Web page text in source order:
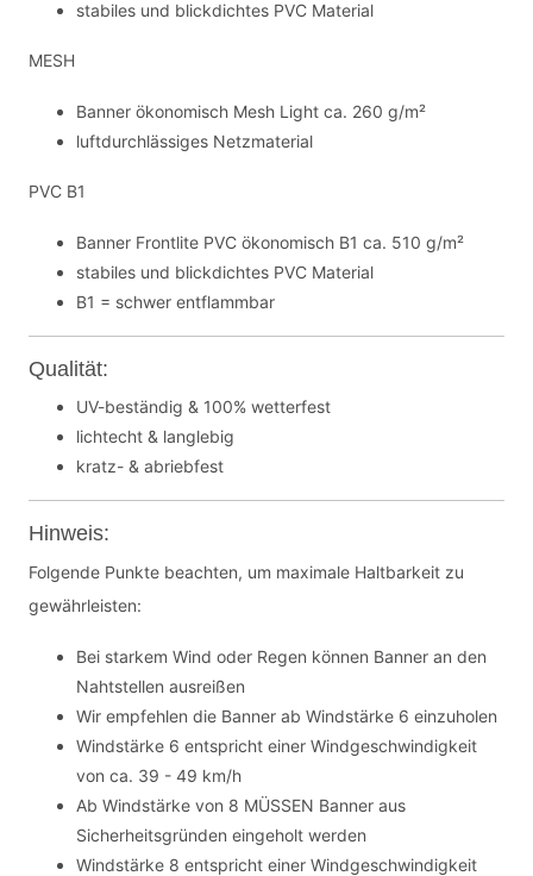
stabiles und blickdichtes PVC Material
MESH
Banner ökonomisch Mesh Light ca. 260 g/m²
luftdurchlässiges Netzmaterial
PVC B1
Banner Frontlite PVC ökonomisch B1 ca. 510 g/m²
stabiles und blickdichtes PVC Material
B1 = schwer entflammbar
Qualität:
UV-beständig & 100% wetterfest
lichtecht & langlebig
kratz- & abriebfest
Hinweis:
Folgende Punkte beachten, um maximale Haltbarkeit zu
gewährleisten:
Bei starkem Wind oder Regen können Banner an den
Nahtstellen ausreißen
Wir empfehlen die Banner ab Windstärke 6 einzuholen
Windstärke 6 entspricht einer Windgeschwindigkeit
von ca. 39 - 49 km/h
Ab Windstärke von 8 MÜSSEN Banner aus
Sicherheitsgründen eingeholt werden
Windstärke 8 entspricht einer Windgeschwindigkeit